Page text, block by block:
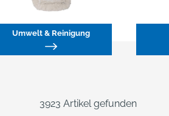
Umwelt & Reinigung
3923 Artikel gefunden